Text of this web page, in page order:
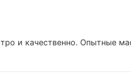
и качественно. Опытные